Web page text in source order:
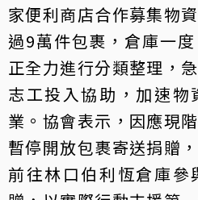
家便利商店合作募集物
過9萬件包裹，倉庫一
正全力進行分類整理，
志工投入協助，加速
業。協會表示，因應現
暫停開放包裹寄送捐贈
前往林口伯利恆倉庫參